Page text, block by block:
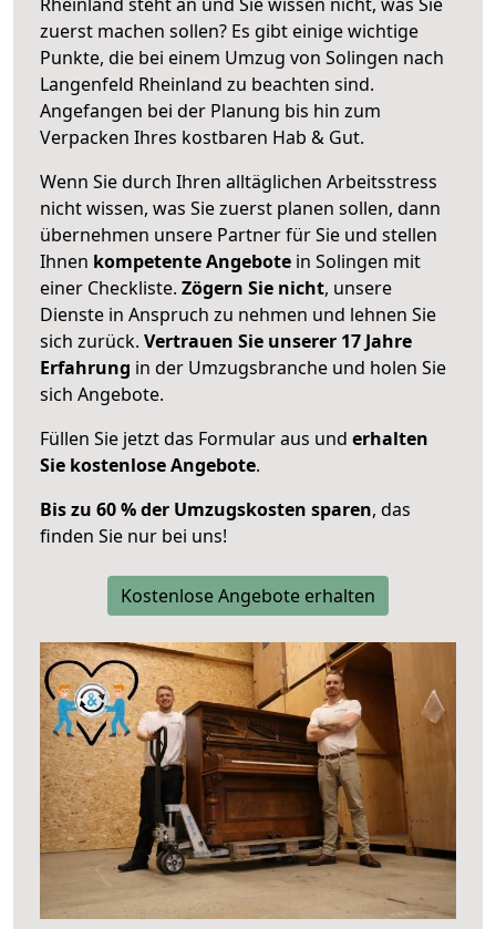
zuerst machen sollen? Es gibt einige wichtige
Punkte, die bei einem Umzug von Solingen nach
Langenfeld Rheinland zu beachten sind.
Angefangen bei der Planung bis hin zum
Verpacken Ihres kostbaren Hab & Gut.
Wenn Sie durch Ihren alltäglichen Arbeitsstress
nicht wissen, was Sie zuerst planen sollen, dann
übernehmen unsere Partner für Sie und stellen
Ihnen kompetente Angebote in Solingen mit
einer Checkliste. Zögern Sie nicht, unsere
Dienste in Anspruch zu nehmen und lehnen Sie
sich zurück. Vertrauen Sie unserer 17 Jahre
Erfahrung in der Umzugsbranche und holen Sie
sich Angebote.
Füllen Sie jetzt das Formular aus und erhalten
Sie kostenlose Angebote.
Bis zu 60 % der Umzugskosten sparen, das
finden Sie nur bei uns!
Kostenlose Angebote erhalten